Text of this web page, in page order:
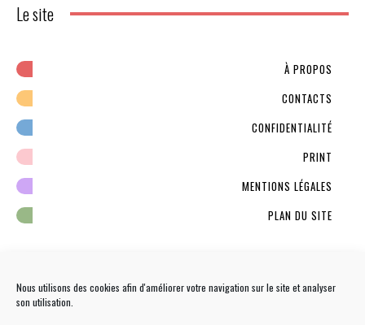
Nous utilisons des cookies afin d'améliorer votre navigation sur le site et analyser
son utilisation.
Le site
À PROPOS
CONTACTS
CONFIDENTIALITÉ
PRINT
MENTIONS LÉGALES
PLAN DU SITE
NEWSLETTER